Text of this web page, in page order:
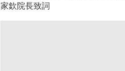
家欽院長致詞